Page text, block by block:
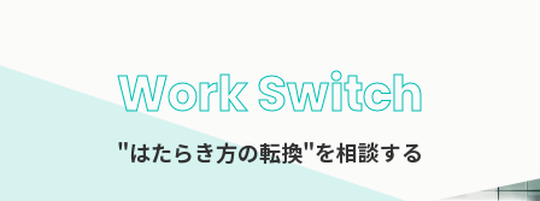
Work Switch
"はたらき方の転換"を相談する